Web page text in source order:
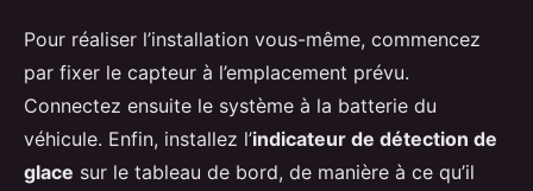
Pour réaliser l’installation vous-même, commencez
par fixer le capteur à l’emplacement prévu.
Connectez ensuite le système à la batterie du
véhicule. Enfin, installez l’indicateur de détection de
glace sur le tableau de bord, de manière à ce qu’il